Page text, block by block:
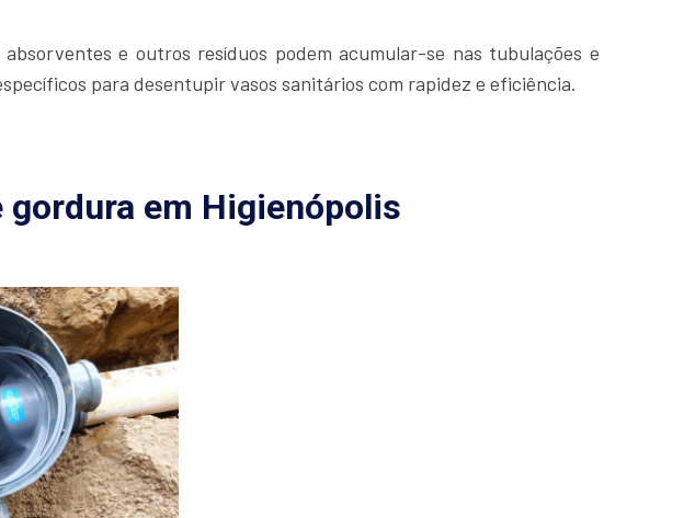
e outros resíduos podem acumular-se nas tubulações e
para desentupir vasos sanitários com rapidez e eficiência.
em Higienópolis